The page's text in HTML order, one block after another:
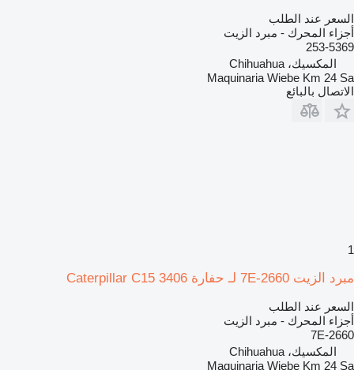
السعر عند الطلب
أجزاء المحرك - مبرد الزيت
253-5369
المكسيك، Chihuahua
Maquinaria Wiebe Km 24 Sa
الاتصال بالبائع
1
مبرد الزيت 7E-2660 لـ حفارة Caterpillar C15 3406
السعر عند الطلب
أجزاء المحرك - مبرد الزيت
7E-2660
المكسيك، Chihuahua
Maquinaria Wiebe Km 24 Sa